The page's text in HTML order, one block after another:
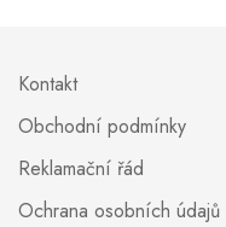
Kontakt
Obchodní podmínky
Reklamační řád
Ochrana osobních údajů